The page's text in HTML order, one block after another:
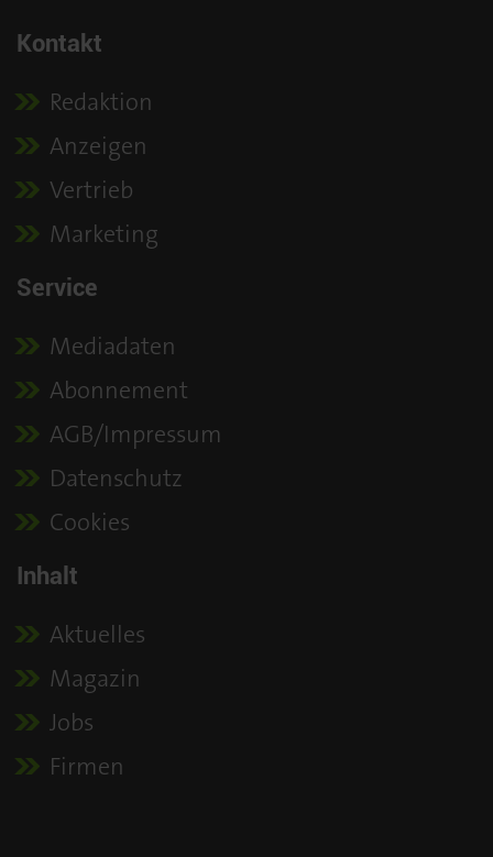
Kontakt
Redaktion
Anzeigen
Vertrieb
Marketing
Service
Mediadaten
Abonnement
AGB/Impressum
Datenschutz
Cookies
Inhalt
Aktuelles
Magazin
Jobs
Firmen